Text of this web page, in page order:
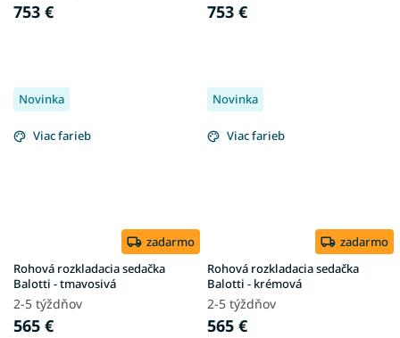
753 € 753 €
Novinka
Viac farieb
zadarmo
Rohová rozkladacia sedačka
Balotti - tmavosivá
2-5 týždňov
565 €
Novinka
Viac farieb
zadarmo
Rohová rozkladacia sedačka
Balotti - krémová
2-5 týždňov
565 €